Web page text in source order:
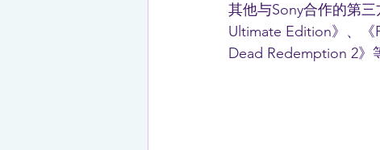
其他与Sony合作的第
Ultimate Edition》、《
Dead Redemption 2》